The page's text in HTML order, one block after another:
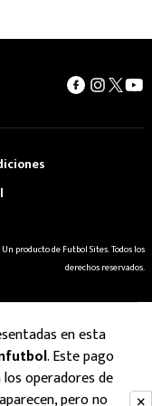
Un producto de Futbol Sites. Todos los
derechos reservados.
en esta
. Este pago
operadores de
pero no